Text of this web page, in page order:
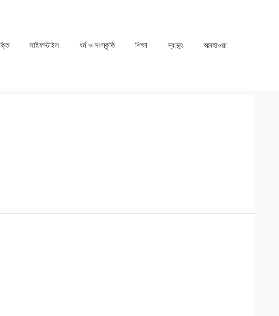
লাইফস্টাইল ধর্ম ও সংস্কৃতি ⁠⁠শিক্ষা ⁠⁠স্বাস্থ্য ⁠⁠আবহাওয়া